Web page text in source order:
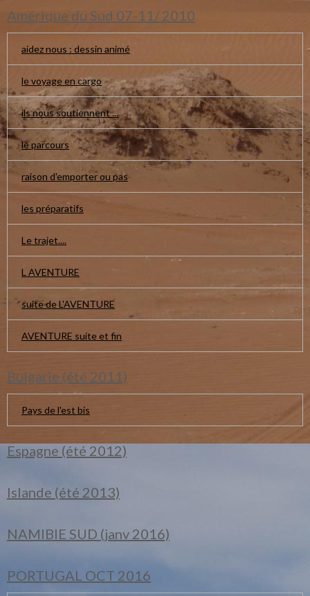
Amérique du Sud 07-11/ 2010
aidez nous : dessin animé
le voyage en cargo
ils nous soutiennent ...
le parcours
raison d'emporter ou pas
les préparatifs
Le trajet....
L AVENTURE
suite de L'AVENTURE
AVENTURE suite et fin
Bulgarie (été 2011)
Pays de l'est bis
Espagne (été 2012)
Islande (été 2013)
NAMIBIE SUD (janv 2016)
PORTUGAL OCT 2016